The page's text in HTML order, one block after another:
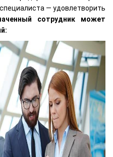
— удовлетворить
сотрудник может